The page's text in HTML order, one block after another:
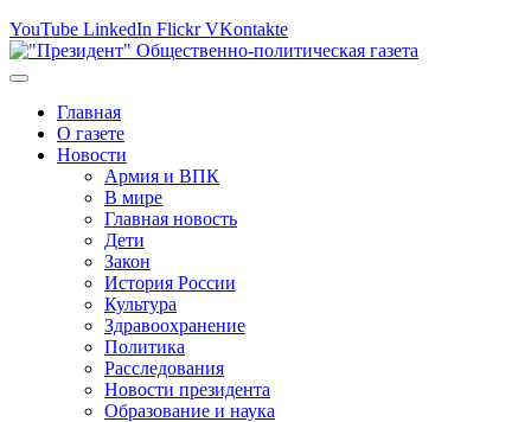
YouTube LinkedIn Flickr VKontakte
Главная
О газете
Новости
Армия и ВПК
В мире
Главная новость
Дети
Закон
История России
Культура
Здравоохранение
Политика
Расследования
Новости президента
Образование и наука